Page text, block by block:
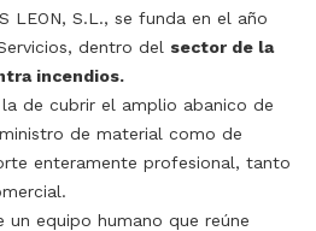
LEON, S.L., se funda en el año
dentro del sector de la
incendios.
de cubrir el amplio abanico de
de material como de
enteramente profesional, tanto
un equipo humano que reúne